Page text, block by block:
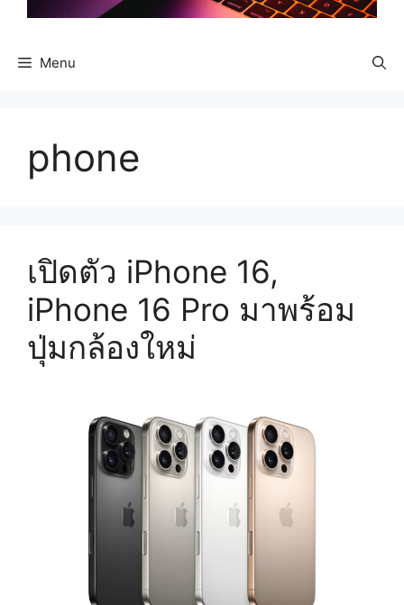
Menu
phone
เปิดตัว iPhone 16,
iPhone 16 Pro มาพร้อม
ปุ่มกล้องใหม่